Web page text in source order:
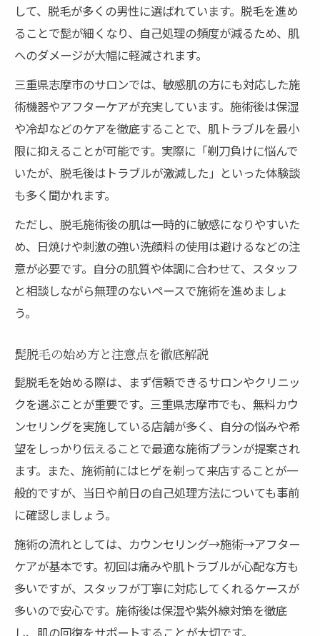
して、脱毛が多くの男性に選ばれています。脱毛を進め
ることで髭が細くなり、自己処理の頻度が減るため、肌
へのダメージが大幅に軽減されます。
三重県志摩市のサロンでは、敏感肌の方にも対応した施
術機器やアフターケアが充実しています。施術後は保湿
や冷却などのケアを徹底することで、肌トラブルを最小
限に抑えることが可能です。実際に「剃刀負けに悩んで
いたが、脱毛後はトラブルが激減した」といった体験談
も多く聞かれます。
ただし、脱毛施術後の肌は一時的に敏感になりやすいた
め、日焼けや刺激の強い洗顔料の使用は避けるなどの注
意が必要です。自分の肌質や体調に合わせて、スタッフ
と相談しながら無理のないペースで施術を進めましょ
う。
髭脱毛の始め方と注意点を徹底解説
髭脱毛を始める際は、まず信頼できるサロンやクリニッ
クを選ぶことが重要です。三重県志摩市でも、無料カウ
ンセリングを実施している店舗が多く、自分の悩みや希
望をしっかり伝えることで最適な施術プランが提案され
ます。また、施術前にはヒゲを剃って来店することが一
般的ですが、当日や前日の自己処理方法についても事前
に確認しましょう。
施術の流れとしては、カウンセリング→施術→アフター
ケアが基本です。初回は痛みや肌トラブルが心配な方も
多いですが、スタッフが丁寧に対応してくれるケースが
多いので安心です。施術後は保湿や紫外線対策を徹底
し、肌の回復をサポートすることが大切です。